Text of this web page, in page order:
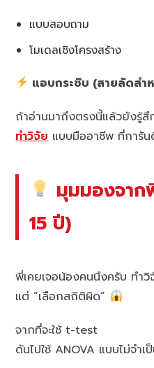
แบบสอบถาม
โมเดลเชิงโครงสร้าง
แอบกระซิบ (สายลัดสำ
ถ้าอ่านมาถึงตรงนี้แล้วยังรู้
ทำวิจัย แบบมืออาชีพ ที่การัน
มุมมองจา
15 ปี)
พี่เคยเจอน้องคนนึงครับ ทำ
แต่ “เลือกสถิติผิด”
จากที่จะใช้ t-test
ดันไปใช้ ANOVA แบบไม่จำเ